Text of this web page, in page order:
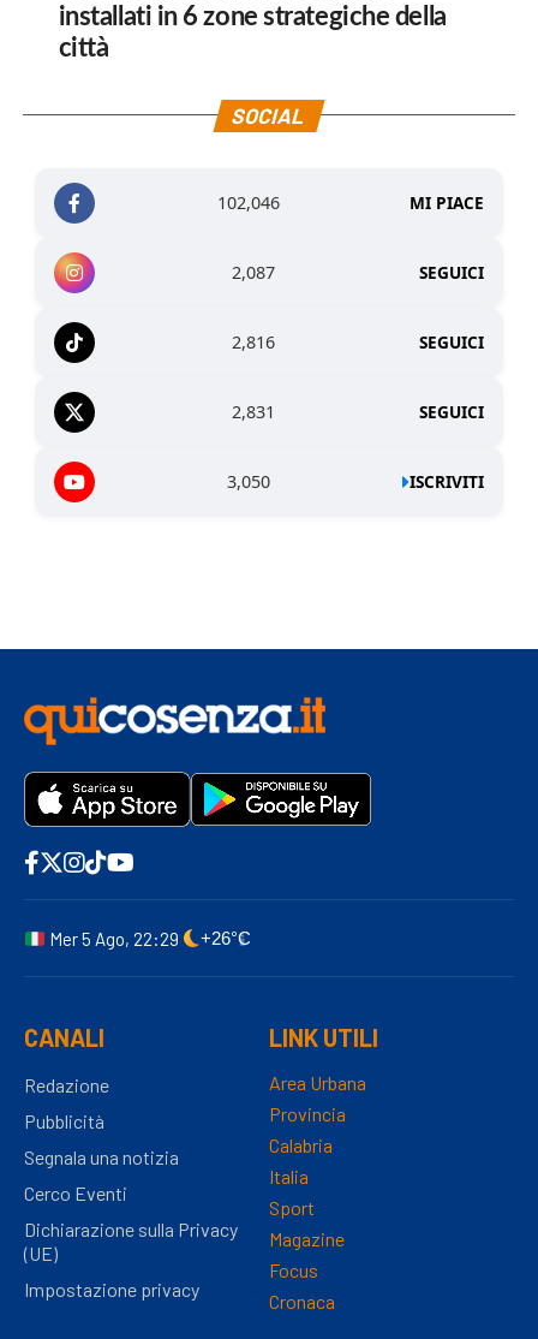
installati in 6 zone strategiche della
città
SOCIAL
102,046 MI PIACE
2,087 SEGUICI
2,816 SEGUICI
2,831 SEGUICI
3,050 ISCRIVITI
Mer 5 Ago, 22:29 +26°C
CANALI
Redazione
Pubblicità
Segnala una notizia
Cerco Eventi
Dichiarazione sulla Privacy
(UE)
Impostazione privacy
LINK UTILI
Area Urbana
Provincia
Calabria
Italia
Sport
Magazine
Focus
Cronaca